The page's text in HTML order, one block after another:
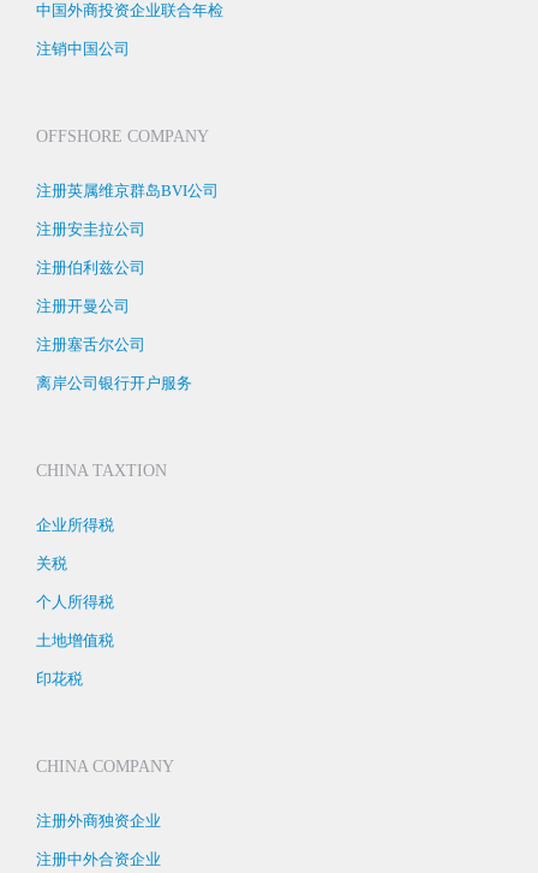
中国外商投资企业联合年检
注销中国公司
OFFSHORE COMPANY
注册英属维京群岛BVI公司
注册安圭拉公司
注册伯利兹公司
注册开曼公司
注册塞舌尔公司
离岸公司银行开户服务
CHINA TAXTION
企业所得税
关税
个人所得税
土地增值税
印花税
CHINA COMPANY
注册外商独资企业
注册中外合资企业